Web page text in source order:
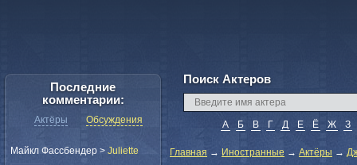
Поиск Актеров
А Б В Г Д Е Ё Ж З
Главная → Иностранные → Актёры →
Последние
комментарии:
Актёры Обсуждения
Майкл Фассбендер > Juliette